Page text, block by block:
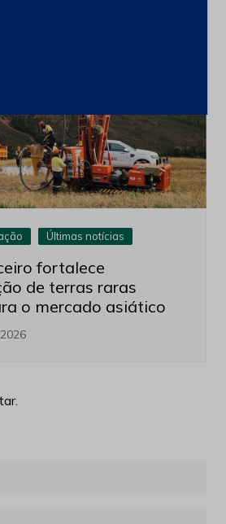
Últimas notícias
fortalece
de terras raras
o mercado asiático